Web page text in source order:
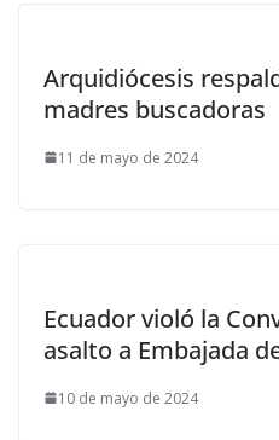
Arquidiócesis
madres buscadoras
11 de mayo de 2024
Ecuador violó la
asalto a Embajada
10 de mayo de 2024